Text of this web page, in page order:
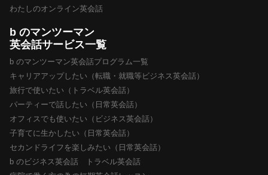
わたしのオンライン英会話
b のマンツーマン
英会話サービス一覧
b のマンツーマン英会話プログラム一覧
キャリアアップしたい（転職・就職等ビジネス英会話）
旅行で使いたい（トラベル英会話）
パーティーで話したい（日常英会話）
オフィスでも使いたい（ビジネス英会話）
子育てに生かしたい（日常英会話）
セカンドライフを楽しみたい（日常英会話）
b のビジネス英会話 トラベル英会話